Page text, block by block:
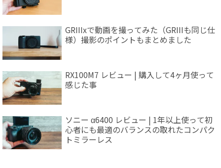
GRIIIxで動画を撮ってみた（GRIIIも同じ仕
様）撮影のポイントもまとめました
RX100M7 レビュー | 購入して4ヶ月使って
感じた事
ソニー α6400 レビュー | 1年以上使って初
心者にも最適のバランスの取れたコンパク
トミラーレス